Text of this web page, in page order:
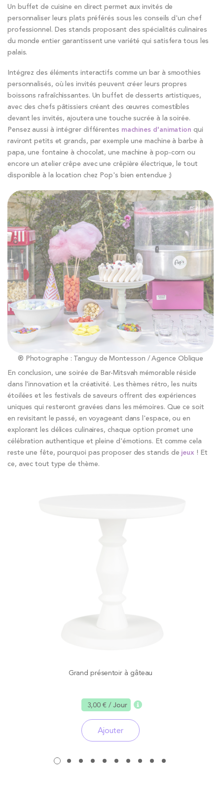
Un buffet de cuisine en direct permet aux invités de
personnaliser leurs plats préférés sous les conseils d'un chef
professionnel. Des stands proposant des spécialités culinaires
du monde entier garantissent une variété qui satisfera tous les
palais.
Intégrez des éléments interactifs comme un bar à smoothies
personnalisés, où les invités peuvent créer leurs propres
boissons rafraîchissantes. Un buffet de desserts artistiques,
avec des chefs pâtissiers créant des œuvres comestibles
devant les invités, ajoutera une touche sucrée à la soirée.
Pensez aussi à intégrer différentes machines d'animation qui
raviront petits et grands, par exemple une machine à barbe à
papa, une fontaine à chocolat, une machine à pop-corn ou
encore un atelier crêpe avec une crêpière électrique, le tout
disponible à la location chez Pop's bien entendue ;)
® Photographe : Tanguy de Montesson / Agence Oblique
En conclusion, une soirée de Bar-Mitsvah mémorable réside
dans l'innovation et la créativité. Les thèmes rétro, les nuits
étoilées et les festivals de saveurs offrent des expériences
uniques qui resteront gravées dans les mémoires. Que ce soit
en revisitant le passé, en voyageant dans l'espace, ou en
explorant les délices culinaires, chaque option promet une
célébration authentique et pleine d'émotions. Et comme cela
reste une fête, pourquoi pas proposer des stands dejeux ! Et
ce, avec tout type de thème.
Grand présentoir à gâteau
3,00 €/ Jour
Ajouter